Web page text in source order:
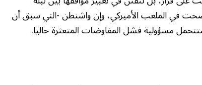
في الملعب الأميركي، وإن واشنطن -التي سبق أن